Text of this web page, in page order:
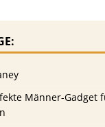
Männer-Gadget